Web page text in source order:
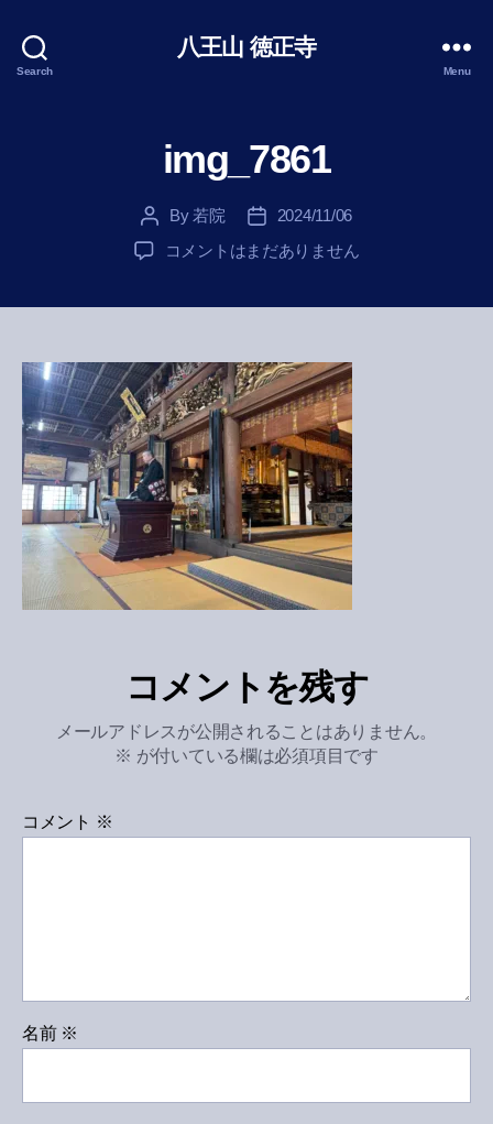
Search
八王山 徳正寺
Menu
img_7861
Post
author
By 若院
Post
date
2024/11/06
img_7861
コメントはまだありません
コメントを残す
メールアドレスが公開されることはありません。
※ が付いている欄は必須項目です
コメント ※
名前 ※